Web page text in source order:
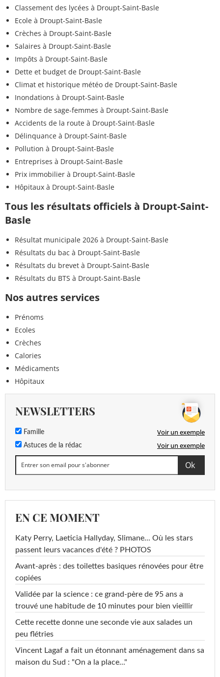
Classement des lycées à Droupt-Saint-Basle
Ecole à Droupt-Saint-Basle
Crèches à Droupt-Saint-Basle
Salaires à Droupt-Saint-Basle
Impôts à Droupt-Saint-Basle
Dette et budget de Droupt-Saint-Basle
Climat et historique météo de Droupt-Saint-Basle
Inondations à Droupt-Saint-Basle
Nombre de sage-femmes à Droupt-Saint-Basle
Accidents de la route à Droupt-Saint-Basle
Délinquance à Droupt-Saint-Basle
Pollution à Droupt-Saint-Basle
Entreprises à Droupt-Saint-Basle
Prix immobilier à Droupt-Saint-Basle
Hôpitaux à Droupt-Saint-Basle
Tous les résultats officiels à Droupt-Saint-
Basle
Résultat municipale 2026 à Droupt-Saint-Basle
Résultats du bac à Droupt-Saint-Basle
Résultats du brevet à Droupt-Saint-Basle
Résultats du BTS à Droupt-Saint-Basle
Nos autres services
Prénoms
Ecoles
Crèches
Calories
Médicaments
Hôpitaux
NEWSLETTERS
Famille Voir un exemple
Astuces de la rédac Voir un exemple
EN CE MOMENT
Katy Perry, Laeticia Hallyday, Slimane... Où les stars
passent leurs vacances d'été ? PHOTOS
Avant-après : des toilettes basiques rénovées pour être
copiées
Validée par la science : ce grand-père de 95 ans a
trouvé une habitude de 10 minutes pour bien vieillir
Cette recette donne une seconde vie aux salades un
peu flétries
Vincent Lagaf a fait un étonnant aménagement dans sa
maison du Sud : "On a la place..."